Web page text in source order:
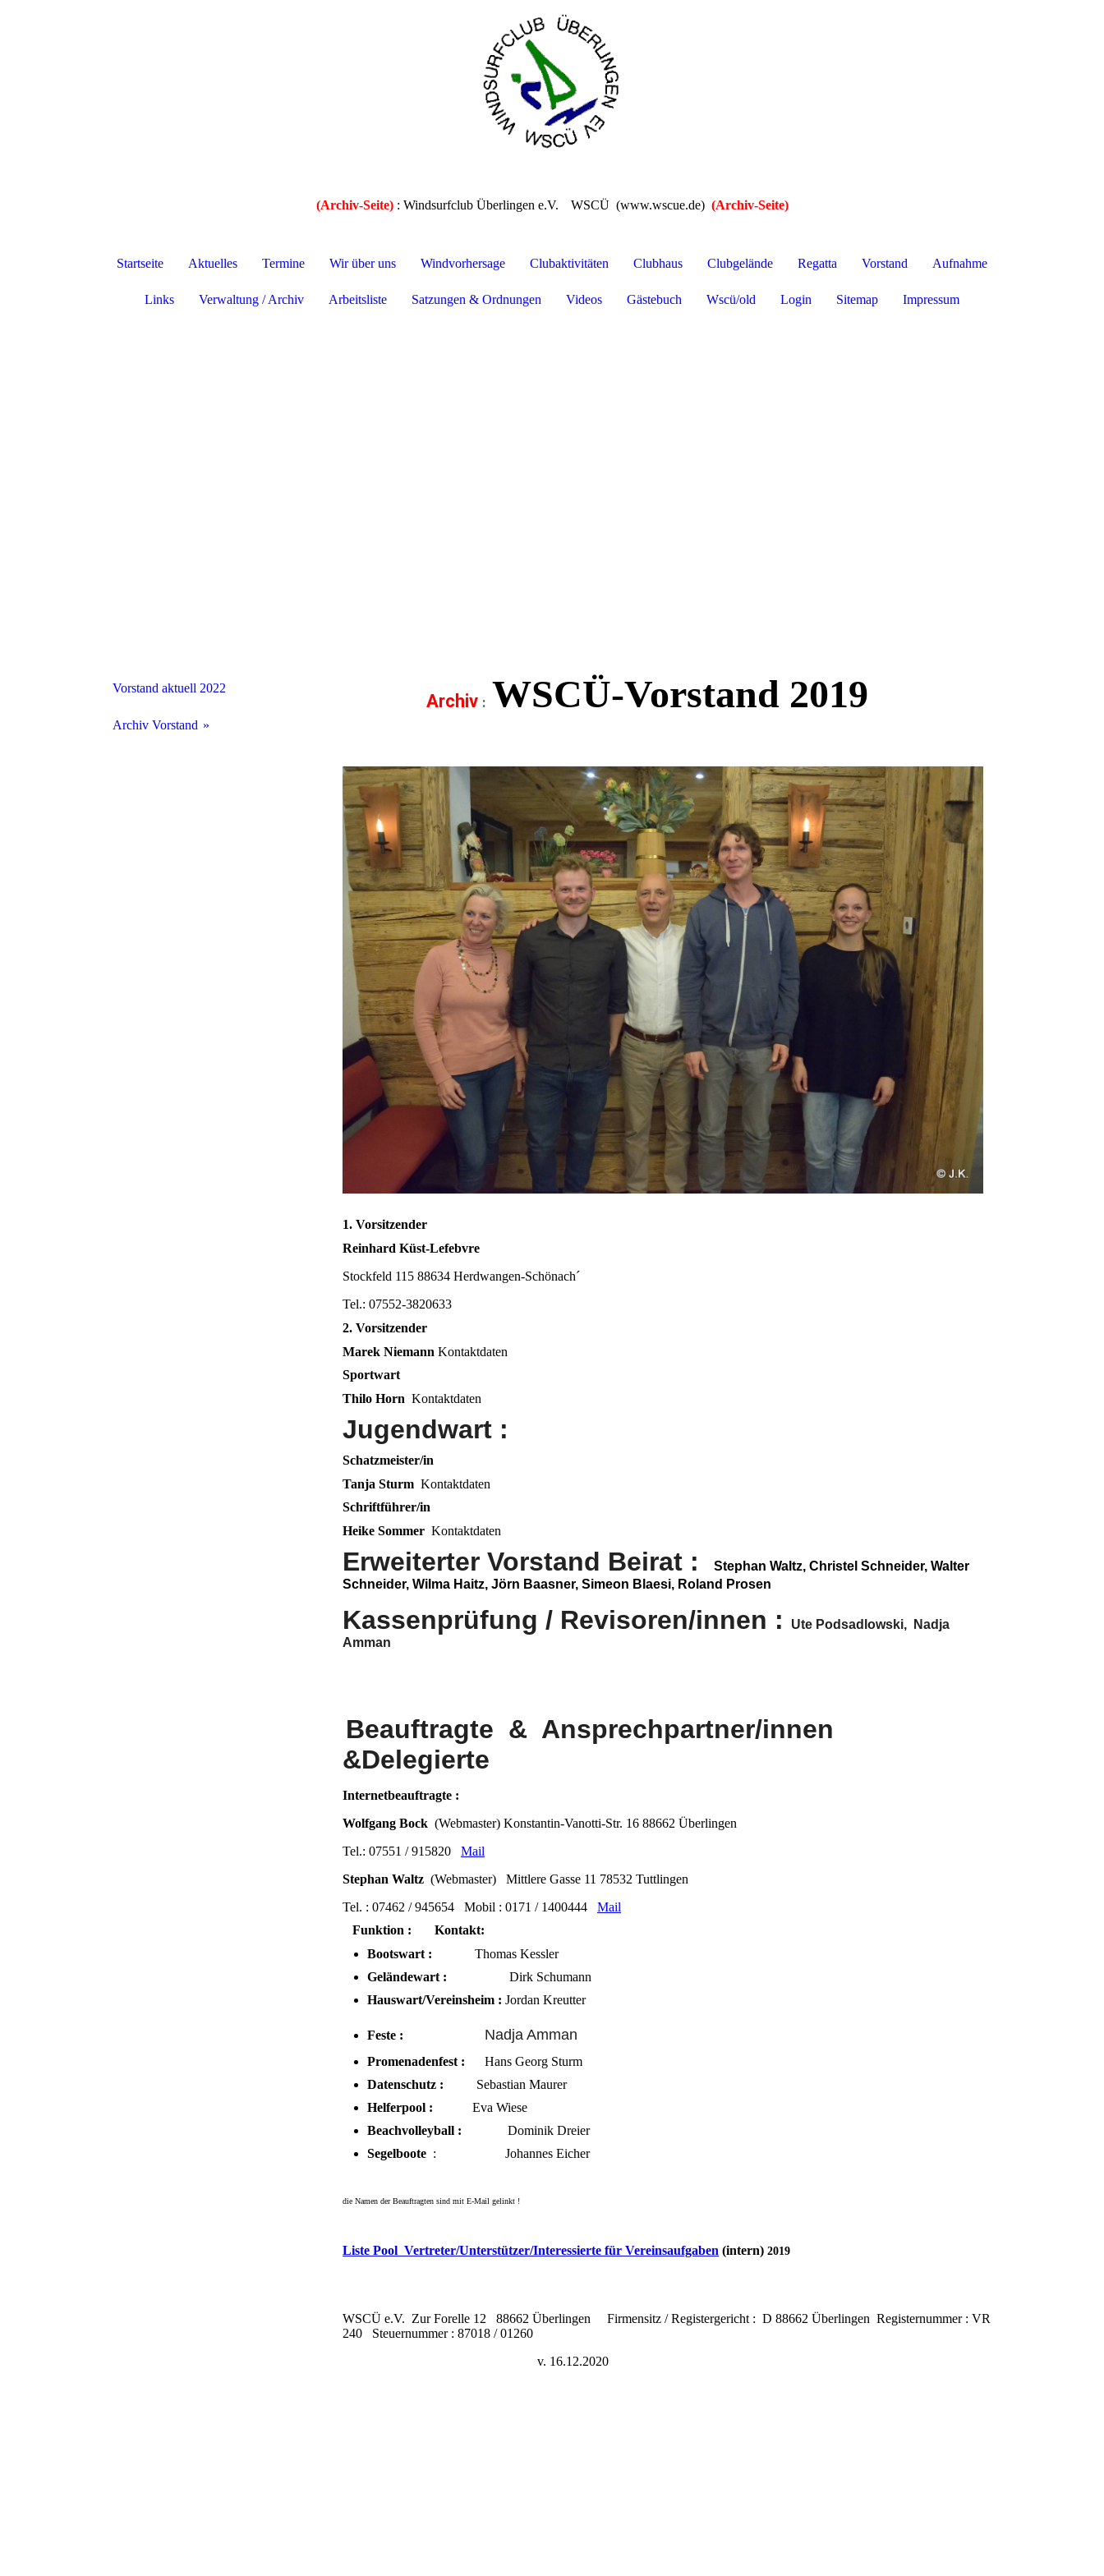
(Archiv-Seite) : Windsurfclub Überlingen e.V. WSCÜ (www.wscue.de) (Archiv-Seite)
Startseite Aktuelles Termine Wir über uns Windvorhersage Clubaktivitäten Clubhaus Clubgelände Regatta Vorstand Aufnahme
Links Verwaltung / Archiv Arbeitsliste Satzungen & Ordnungen Videos Gästebuch Wscü/old Login Sitemap Impressum
Vorstand aktuell 2022
Archiv Vorstand
Archiv : WSCÜ-Vorstand 2019
1. Vorsitzender
Reinhard Küst-Lefebvre
Stockfeld 115 88634 Herdwangen-Schönach´
Tel.: 07552-3820633
2. Vorsitzender
Marek Niemann Kontaktdaten
Sportwart
Thilo Horn Kontaktdaten
Jugendwart :
Schatzmeister/in
Tanja Sturm Kontaktdaten
Schriftführer/in
Heike Sommer Kontaktdaten
Erweiterter Vorstand Beirat :
Stephan Waltz, Christel Schneider, Walter
Schneider, Wilma Haitz, Jörn Baasner, Simeon Blaesi, Roland Prosen
Kassenprüfung / Revisoren/innen :
Ute Podsadlowski, Nadja
Amman
Beauftragte & Ansprechpartner/innen
&Delegierte
Internetbeauftragte :
Wolfgang Bock (Webmaster) Konstantin-Vanotti-Str. 16 88662 Überlingen
Tel.: 07551 / 915820 Mail
Stephan Waltz (Webmaster) Mittlere Gasse 11 78532 Tuttlingen
Tel. : 07462 / 945654 Mobil : 0171 / 1400444 Mail
Funktion : Kontakt:
Bootswart :
Thomas Kessler
Geländewart : Dirk Schumann
Hauswart/Vereinsheim : Jordan Kreutter
Feste : Nadja Amman
Promenadenfest : Hans Georg Sturm
Datenschutz : Sebastian Maurer
Helferpool : Eva Wiese
Beachvolleyball : Dominik Dreier
Segelboote : Johannes Eicher
die Namen der Beauftragten sind mit E-Mail gelinkt !
Liste Pool Vertreter/Unterstützer/Interessierte für Vereinsaufgaben (intern) 2019
WSCÜ e.V. Zur Forelle 12 88662 Überlingen Firmensitz / Registergericht : D 88662 Überlingen Registernummer : VR
240 Steuernummer : 87018 / 01260
v. 16.12.2020